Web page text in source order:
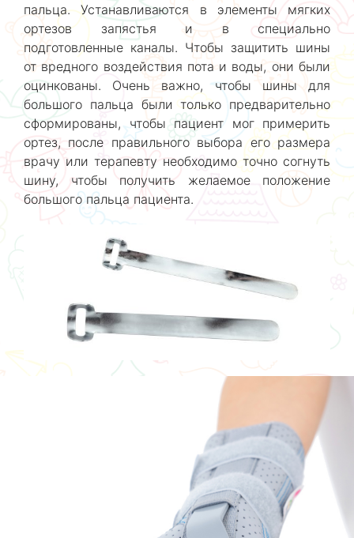
пальца. Устанавливаются в элементы мягких
ортезов запястья и в специально
подготовленные каналы. Чтобы защитить шины
от вредного воздействия пота и воды, они были
оцинкованы. Очень важно, чтобы шины для
большого пальца были только предварительно
сформированы, чтобы пациент мог примерить
ортез, после правильного выбора его размера
врачу или терапевту необходимо точно согнуть
шину, чтобы получить желаемое положение
большого пальца пациента.